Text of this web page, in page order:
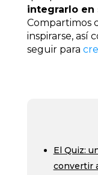
integrarlo en
Compartimos
inspirarse, así
seguir para
El Quiz:
convertir